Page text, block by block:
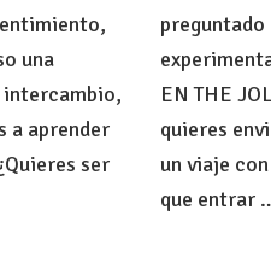
una
intercambio,
a aprender
ser
preguntado
EN THE
quieres
un viaje
que entrar